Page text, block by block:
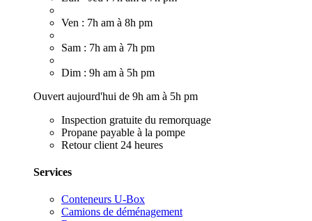
Ven : 7h am à 8h pm
Sam : 7h am à 7h pm
Dim : 9h am à 5h pm
Ouvert aujourd'hui de 9h am à 5h pm
Inspection gratuite du remorquage
Propane payable à la pompe
Retour client 24 heures
Services
Conteneurs U-Box
Camions de déménagement